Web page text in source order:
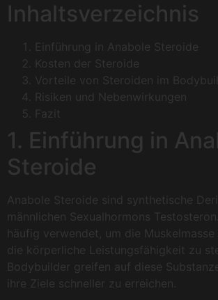
Inhaltsverzeichnis
Einführung in Anabole Steroide
Kosten der Steroide
Vorteile von Steroiden im
Risiken und Nebenwirkungen
Fazit
1. Einführung in
Steroide
Anabole Steroide sind synthetische
männlichen Sexualhormons
häufig verwendet, um die
die körperliche Leistungsfähigkeit zu
Bodybuilder greifen auf diese
ihre Ziele schneller zu erreichen.